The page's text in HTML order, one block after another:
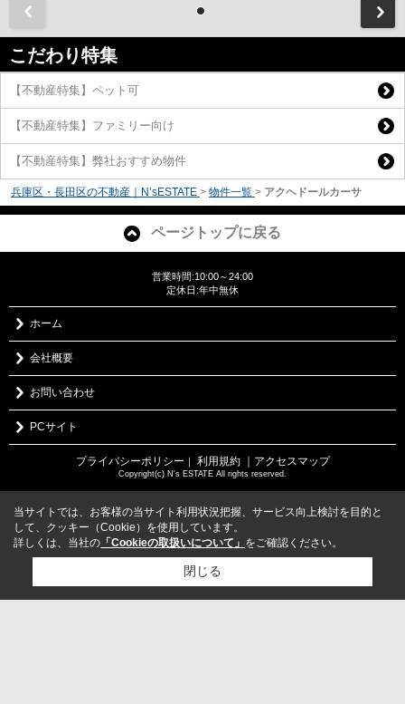
こだわり特集
【不動産特集】ペット可
【不動産特集】ファミリー向け
【不動産特集】弊社おすすめ物件
兵庫区・長田区の不動産｜N’sESTATE > 物件一覧 > アクヘドールカーサ
ページトップに戻る
営業時間:10:00～24:00
定休日:年中無休
ホーム
会社概要
お問い合わせ
PCサイト
プライバシーポリシー 利用規約 ｜アクセスマップ
Copyright(c) N's ESTATE All rights reserved.
当サイトでは、お客様の当サイト利用状況把握、サービス向上検討を目的と
して、クッキー（Cookie）を使用しています。
詳しくは、当社の 「Cookieの取扱いについて」 をご確認ください。
閉じる